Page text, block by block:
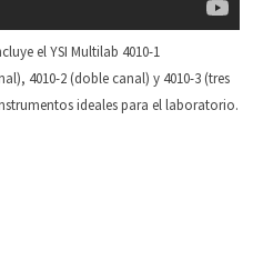
el YSI Multilab 4010-1
4010-2 (doble canal) y 4010-3 (tres
ideales para el laboratorio.